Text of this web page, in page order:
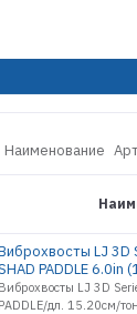
Наименование
LJ 3D
PADDLE
Виброхвосты LJ 3D
PADDLE/дл. 15.20см/